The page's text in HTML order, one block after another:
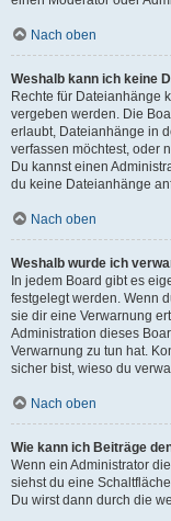
Nach oben
Weshalb kann ich keine
Rechte für Dateianhänge
vergeben werden. Die
erlaubt, Dateianhänge in
verfassen möchtest, oder
Du kannst einen
du keine Dateianhänge
Nach oben
Weshalb wurde ich
In jedem Board gibt es
festgelegt werden. Wenn
sie dir eine Verwarnung
Administration dieses
Verwarnung zu tun hat.
sicher bist, wieso du
Nach oben
Wie kann ich Beiträge
Wenn ein Administrator
siehst du eine
Du wirst dann durch die